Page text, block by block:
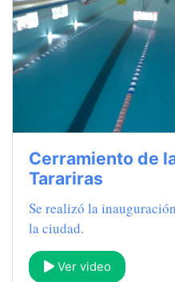
Cerramiento de
Tarariras
Se realizó la
la ciudad.
Ver video